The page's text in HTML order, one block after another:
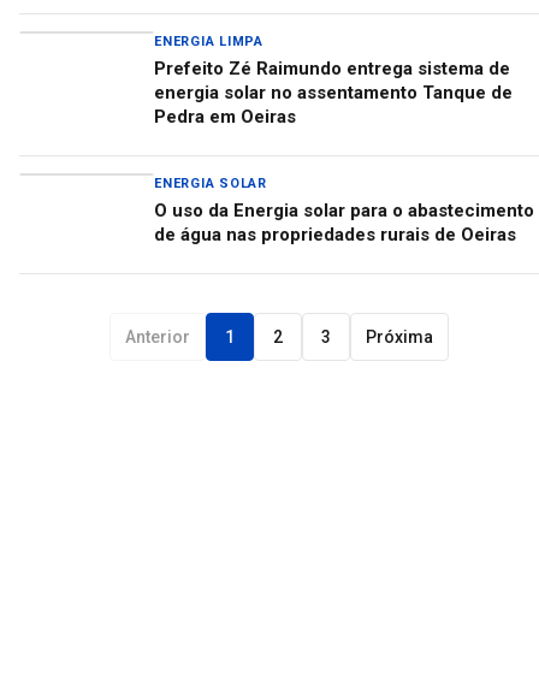
ENERGIA LIMPA
Prefeito Zé Raimundo entrega sistema de
energia solar no assentamento Tanque de
Pedra em Oeiras
ENERGIA SOLAR
O uso da Energia solar para o abastecimento
de água nas propriedades rurais de Oeiras
Anterior 1 2 3 Próxima